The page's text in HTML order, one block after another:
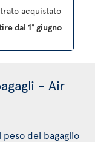
acquistato
dal 1° giugno
- Air
del bagaglio